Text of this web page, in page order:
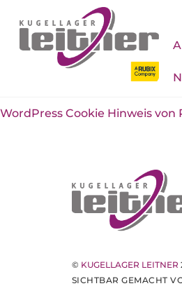
content
WordPress Cookie Hinweis von
© KUGELLAGER LEITNER
SICHTBAR GEMACHT